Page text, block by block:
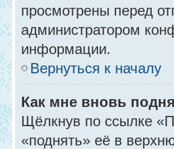
просмотрены перед
администратором
информации.
Вернуться к началу
Как мне вновь
Щёлкнув по ссылке
«поднять» её в